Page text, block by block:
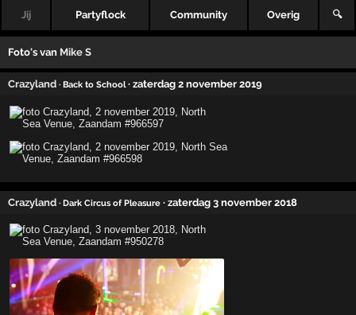
Jij Partyflock Community Overig 🔍
Foto's van Mike S
Crazyland · Back to School · zaterdag 2 november 2019
Crazyland · Dark Circus of Pleasure · zaterdag 3 november 2018